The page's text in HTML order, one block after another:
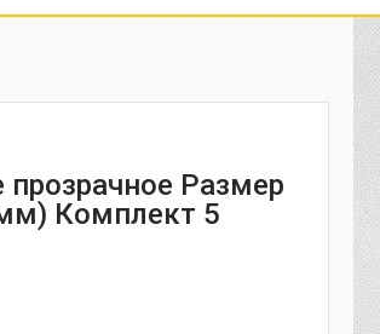
прозрачное Размер
Комплект 5